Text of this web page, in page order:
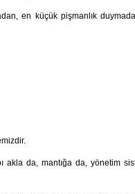
en küçük pişmanlık
akla da, mantığa da, yönetim